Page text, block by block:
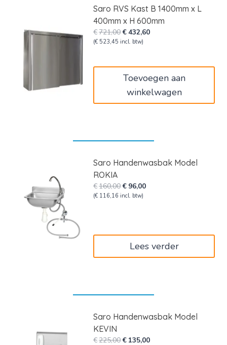
Saro RVS Kast B 1400mm x L
400mm x H 600mm
€721,00Oorspronkelijke
prijs
€432,60Huidige
(€ 523,45 incl. btw)
Toevoegen aan
winkelwagen
Saro Handenwasbak Model
ROKIA
€160,00Oorspronkelijke
prijs
€ 96,00Huidige
(€ 116,16 incl. btw)
Lees verder
Saro Handenwasbak Model
KEVIN
€225,00Oorspronkelijke
€ 135,00Huidige